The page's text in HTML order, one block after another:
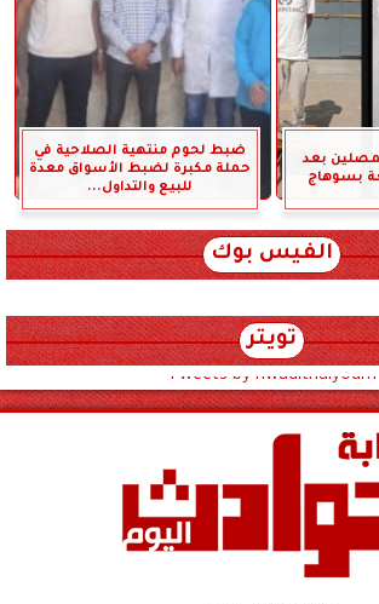
بعد
بسوهاج
ضبط لحوم منتهية الصلاحية في
حملة مكبرة لضبط الأسواق معدة
للبيع والتداول...
الفيس بوك
تويتر
Tweets by hwadithalyoum